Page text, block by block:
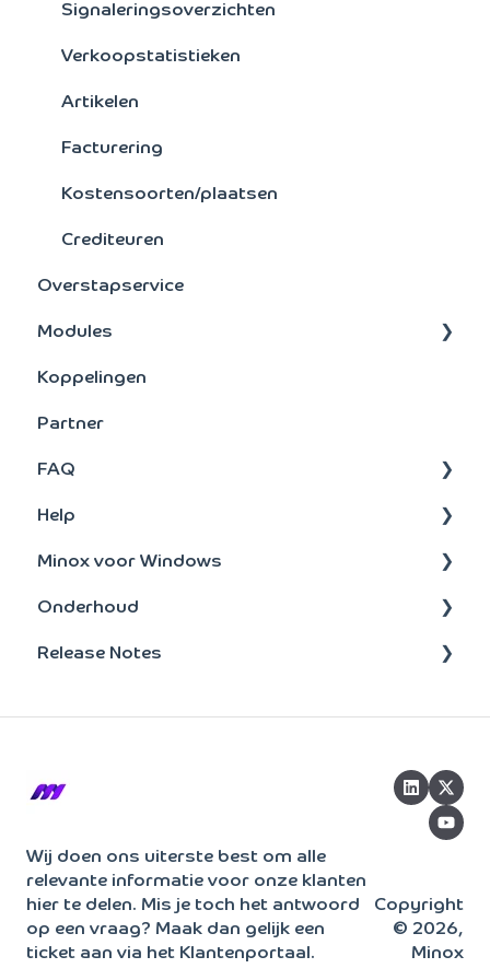
Signaleringsoverzichten
Verkoopstatistieken
Artikelen
Facturering
Kostensoorten/plaatsen
Crediteuren
Overstapservice
Modules
BTW aangifte
Koppelingen
Partner
FAQ
FAQ's : Scan en Herken
Scan en Herken
Jaarovergang
Bankmutaties
Toegang
Rapportage
Facturatie
Help
Administratie
Onderhoud
Taken
Tools & Tips
Minox voor Windows
update-installatie
Onderhoud
Bankenkoppeling
Release Notes
2024
Wij doen ons uiterste best om alle
relevante informatie voor onze klanten
hier te delen. Mis je toch het antwoord
op een vraag? Maak dan gelijk een
ticket aan via het Klantenportaal.
Copyright
© 2026,
Minox